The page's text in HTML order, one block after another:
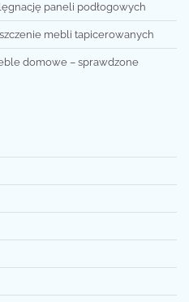
paneli podłogowych
mebli tapicerowanych
domowe – sprawdzone